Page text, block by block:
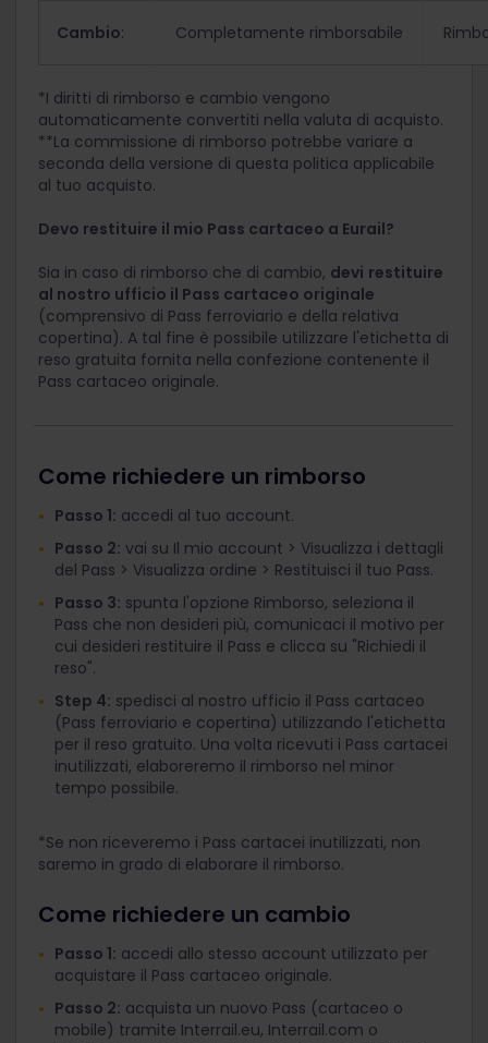
Cambio: Completamente rimborsabile
*I diritti di rimborso e cambio vengono
automaticamente convertiti nella valuta di acquisto.
**La commissione di rimborso potrebbe variare a
seconda della versione di questa politica applicabile
al tuo acquisto.
Devo restituire il mio Pass cartaceo a Eurail?
Sia in caso di rimborso che di cambio, devi restituire
al nostro ufficio il Pass cartaceo originale
(comprensivo di Pass ferroviario e della relativa
copertina). A tal fine è possibile utilizzare l'etichetta di
reso gratuita fornita nella confezione contenente il
Pass cartaceo originale.
Come richiedere un rimborso
Passo 1: accedi al tuo account.
Passo 2: vai su Il mio account > Visualizza i dettagli
del Pass > Visualizza ordine > Restituisci il tuo Pass.
Passo 3: spunta l'opzione Rimborso, seleziona il
Pass che non desideri più, comunicaci il motivo per
cui desideri restituire il Pass e clicca su "Richiedi il
reso".
Step 4: spedisci al nostro ufficio il Pass cartaceo
(Pass ferroviario e copertina) utilizzando l'etichetta
per il reso gratuito. Una volta ricevuti i Pass cartacei
inutilizzati, elaboreremo il rimborso nel minor
tempo possibile.
*Se non riceveremo i Pass cartacei inutilizzati, non
saremo in grado di elaborare il rimborso.
Come richiedere un cambio
Passo 1: accedi allo stesso account utilizzato per
acquistare il Pass cartaceo originale.
Passo 2: acquista un nuovo Pass (cartaceo o
mobile) tramite Interrail.eu, Interrail.com o